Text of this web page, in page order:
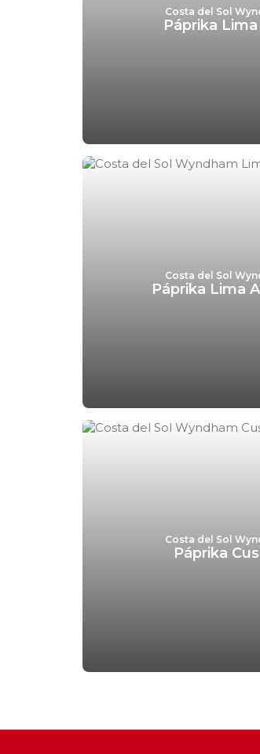
Costa del Sol
Páprika
Costa del Sol
Páprika Lima
Costa del Sol
Páprika